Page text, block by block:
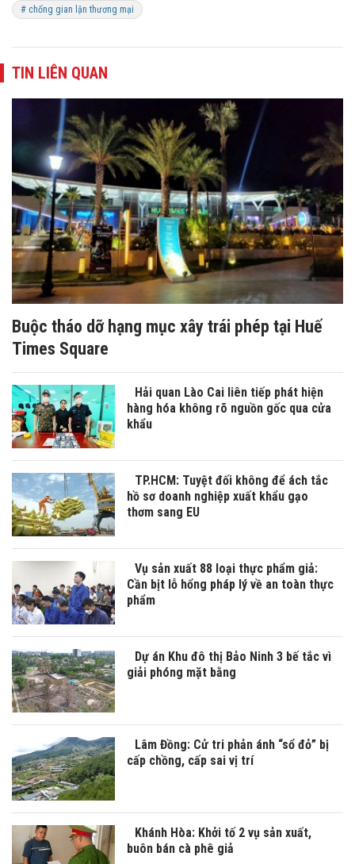
# chống gian lận thương mại
TIN LIÊN QUAN
Buộc tháo dỡ hạng mục xây trái phép tại Huế
Times Square
Hải quan Lào Cai liên tiếp phát hiện
hàng hóa không rõ nguồn gốc qua cửa
khẩu
TP.HCM: Tuyệt đối không để ách tắc
hồ sơ doanh nghiệp xuất khẩu gạo
thơm sang EU
Vụ sản xuất 88 loại thực phẩm giả:
Cần bịt lỗ hổng pháp lý về an toàn thực
phẩm
Dự án Khu đô thị Bảo Ninh 3 bế tắc vì
giải phóng mặt bằng
Lâm Đồng: Cử tri phản ánh “sổ đỏ” bị
cấp chồng, cấp sai vị trí
Khánh Hòa: Khởi tố 2 vụ sản xuất,
buôn bán cà phê giả